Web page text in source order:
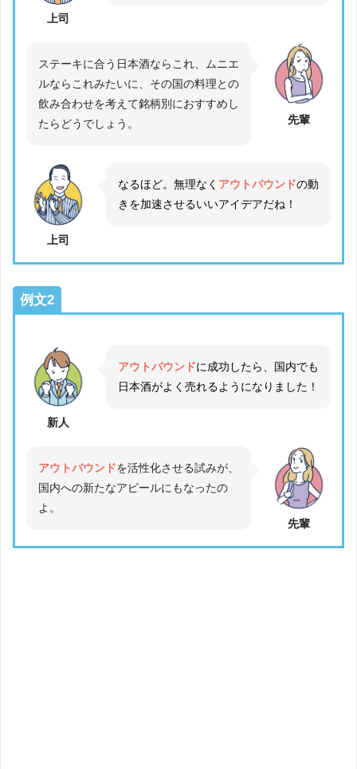
上司
ステーキに合う日本酒ならこれ、ムニエ
ルならこれみたいに、その国の料理との
飲み合わせを考えて銘柄別におすすめし
たらどうでしょう。
先輩
上司
なるほど。無理なく アウトバウンドの動
きを加速させるいいアイデアだね！
例文2
新人
アウトバウンドに成功したら、国内でも
日本酒がよく売れるようになりました！
アウトバウンドを活性化させる試みが、
国内への新たなアピールにもなったの
よ。
先輩